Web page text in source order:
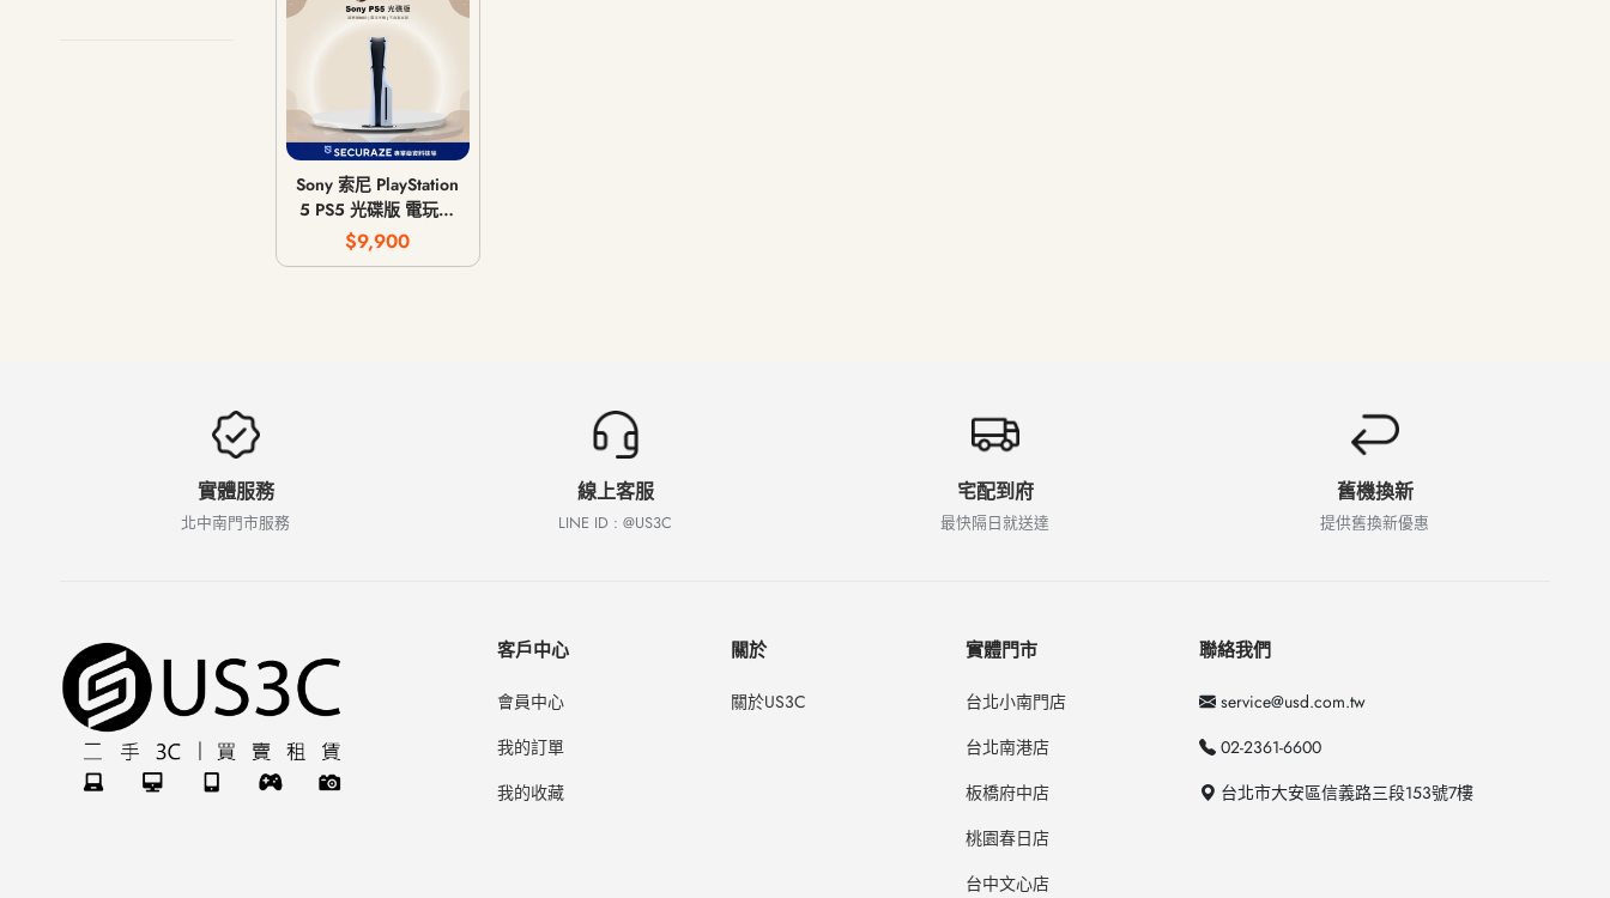
Sony 索尼 PlayStation
5 PS5 光碟版 電玩主
機 遊戲主機 CFI-
1018A / CFI-1118A /
$9,900
實體服務
北中南門市服務
線上客服
LINE ID : @US3C
宅配到府
最快隔日就送達
舊機換新
提供舊換新優惠
客戶中心
會員中心
我的訂單
我的收藏
關於
關於US3C
實體門市
台北小南門店
台北南港店
板橋府中店
桃園春日店
台中文心店
聯絡我們
service@usd.com.tw
02-2361-6600
台北市大安區信義路三段153號7樓